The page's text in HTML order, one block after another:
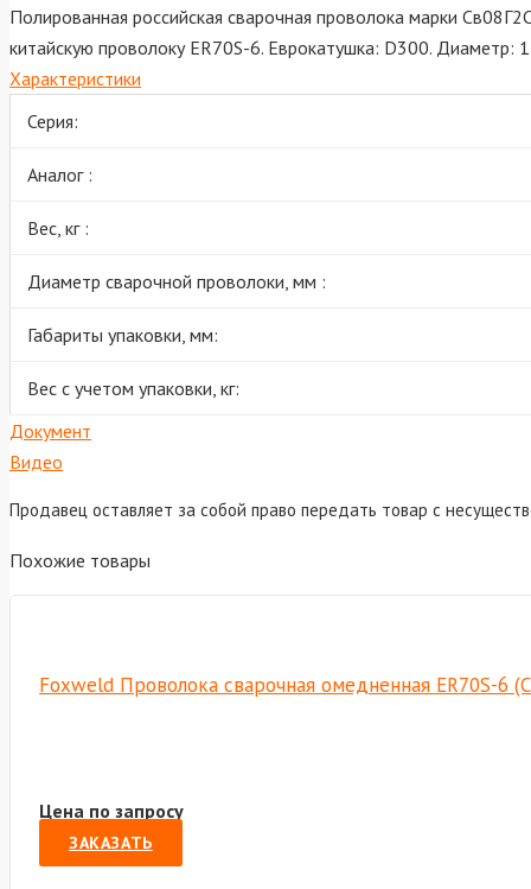
Полированная российская сварочная проволока марки
китайскую проволоку ER70S-6. Еврокатушка: D300. Диаметр:
Характеристики
Серия:
Аналог :
Вес, кг :
Диаметр сварочной проволоки, мм :
Габариты упаковки, мм:
Вес с учетом упаковки, кг:
Документ
Видео
Продавец оставляет за собой право передать товар с
Похожие товары
Foxweld Проволока сварочная омедненная ER70S-6
Цена по запросу
ЗАКАЗАТЬ